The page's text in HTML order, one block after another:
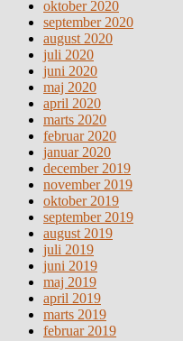
oktober 2020
september 2020
august 2020
juli 2020
juni 2020
maj 2020
april 2020
marts 2020
februar 2020
januar 2020
december 2019
november 2019
oktober 2019
september 2019
august 2019
juli 2019
juni 2019
maj 2019
april 2019
marts 2019
februar 2019